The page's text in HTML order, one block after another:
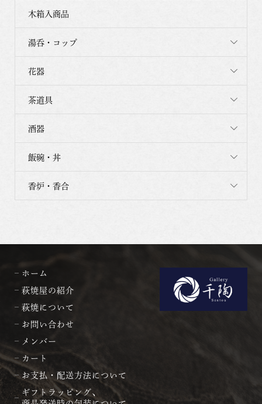
木箱入商品
湯呑・コップ
花器
茶道具
酒器
飯碗・丼
香炉・香合
ホーム
萩焼屋の紹介
萩焼について
お問い合わせ
メンバー
カート
お支払・配送方法について
ギフトラッピング、